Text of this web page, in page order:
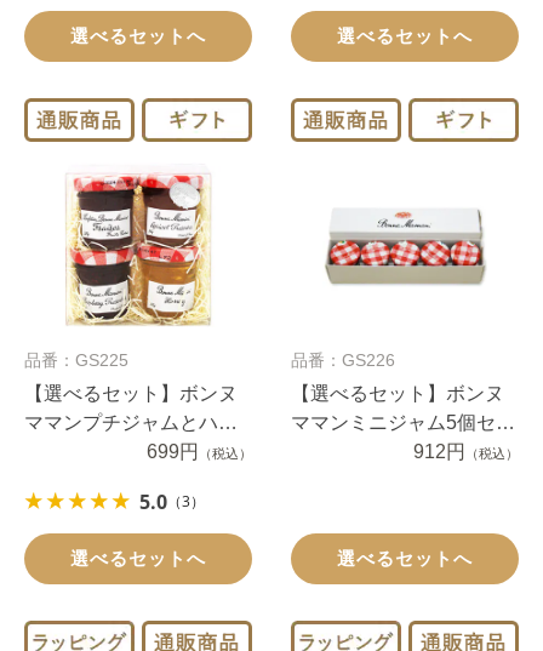
選べるセットへ 選べるセットへ
品番：GS225
【選べるセット】ボンヌ
ママンプチジャムとハチ
ミツギフト4個699円 （税込）
5.0 （3）
選べるセットへ
品番：GS226
【選べるセット】ボンヌ
ママンミニジャム5個セッ
912円 （税込）
選べるセットへ